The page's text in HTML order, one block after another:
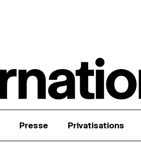
Presse Privatisations